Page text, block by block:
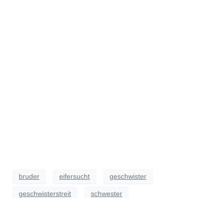
bruder eifersucht geschwister
geschwisterstreit schwester